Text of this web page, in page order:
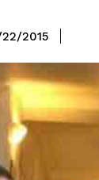
2015